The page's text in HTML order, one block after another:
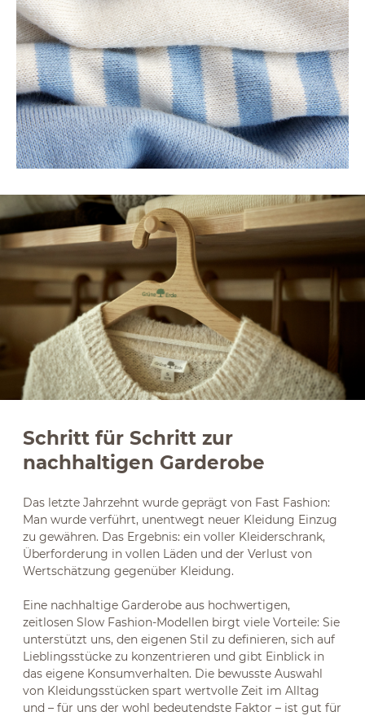
Schritt für Schritt zur
nachhaltigen Garderobe
Das letzte Jahrzehnt wurde geprägt von Fast Fashion:
Man wurde verführt, unentwegt neuer Kleidung Einzug
zu gewähren. Das Ergebnis: ein voller Kleiderschrank,
Überforderung in vollen Läden und der Verlust von
Wertschätzung gegenüber Kleidung.
Eine nachhaltige Garderobe aus hochwertigen,
zeitlosen Slow Fashion-Modellen birgt viele Vorteile: Sie
unterstützt uns, den eigenen Stil zu definieren, sich auf
Lieblingsstücke zu konzentrieren und gibt Einblick in
das eigene Konsumverhalten. Die bewusste Auswahl
von Kleidungsstücken spart wertvolle Zeit im Alltag
und – für uns der wohl bedeutendste Faktor – ist gut für